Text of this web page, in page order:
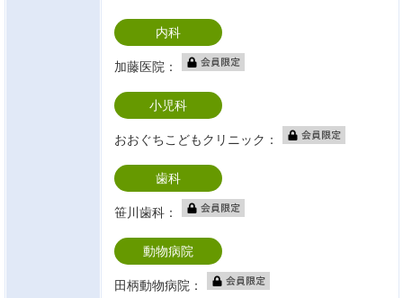
内科
加藤医院：
小児科
おおぐちこどもクリニック：
歯科
笹川歯科：
動物病院
田柄動物病院：